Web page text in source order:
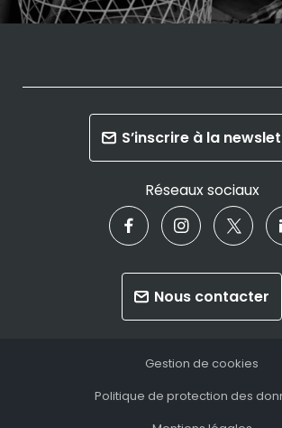
S’inscrire à la
Réseaux sociaux
Nous contacter
Gestion de cookies
Politique de protection des